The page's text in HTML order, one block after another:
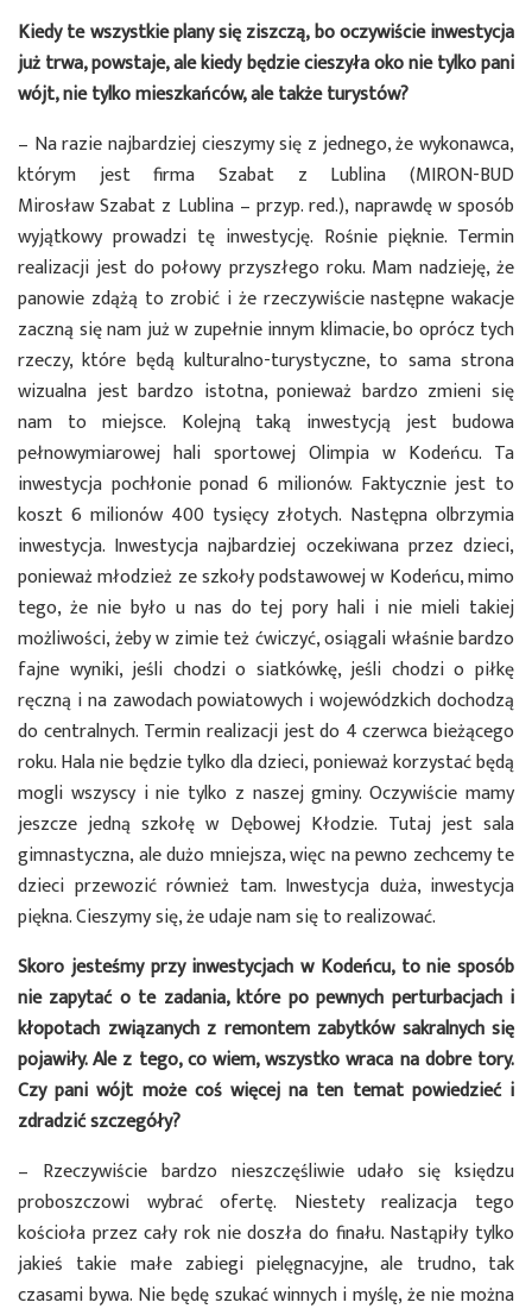
Kiedy te wszystkie plany się ziszczą, bo oczywiście inwestycja
już trwa, powstaje, ale kiedy będzie cieszyła oko nie tylko pani
wójt, nie tylko mieszkańców, ale także turystów?
– Na razie najbardziej cieszymy się z jednego, że wykonawca,
którym jest firma Szabat z Lublina (MIRON-BUD
Mirosław Szabat z Lublina – przyp. red.), naprawdę w sposób
wyjątkowy prowadzi tę inwestycję. Rośnie pięknie. Termin
realizacji jest do połowy przyszłego roku. Mam nadzieję, że
panowie zdążą to zrobić i że rzeczywiście następne wakacje
zaczną się nam już w zupełnie innym klimacie, bo oprócz tych
rzeczy, które będą kulturalno-turystyczne, to sama strona
wizualna jest bardzo istotna, ponieważ bardzo zmieni się
nam to miejsce. Kolejną taką inwestycją jest budowa
pełnowymiarowej hali sportowej Olimpia w Kodeńcu. Ta
inwestycja pochłonie ponad 6 milionów. Faktycznie jest to
koszt 6 milionów 400 tysięcy złotych. Następna olbrzymia
inwestycja. Inwestycja najbardziej oczekiwana przez dzieci,
ponieważ młodzież ze szkoły podstawowej w Kodeńcu, mimo
tego, że nie było u nas do tej pory hali i nie mieli takiej
możliwości, żeby w zimie też ćwiczyć, osiągali właśnie bardzo
fajne wyniki, jeśli chodzi o siatkówkę, jeśli chodzi o piłkę
ręczną i na zawodach powiatowych i wojewódzkich dochodzą
do centralnych. Termin realizacji jest do 4 czerwca bieżącego
roku. Hala nie będzie tylko dla dzieci, ponieważ korzystać będą
mogli wszyscy i nie tylko z naszej gminy. Oczywiście mamy
jeszcze jedną szkołę w Dębowej Kłodzie. Tutaj jest sala
gimnastyczna, ale dużo mniejsza, więc na pewno zechcemy te
dzieci przewozić również tam. Inwestycja duża, inwestycja
piękna. Cieszymy się, że udaje nam się to realizować.
Skoro jesteśmy przy inwestycjach w Kodeńcu, to nie sposób
nie zapytać o te zadania, które po pewnych perturbacjach i
kłopotach związanych z remontem zabytków sakralnych się
pojawiły. Ale z tego, co wiem, wszystko wraca na dobre tory.
Czy pani wójt może coś więcej na ten temat powiedzieć i
zdradzić szczegóły?
– Rzeczywiście bardzo nieszczęśliwie udało się księdzu
proboszczowi wybrać ofertę. Niestety realizacja tego
kościoła przez cały rok nie doszła do finału. Nastąpiły tylko
jakieś takie małe zabiegi pielęgnacyjne, ale trudno, tak
czasami bywa. Nie będę szukać winnych i myślę, że nie można